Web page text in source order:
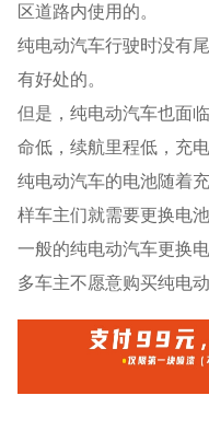
区道路内使用的。
纯电动汽车行驶时没有
有好处的。
但是，纯电动汽车也面
命低，续航里程低，充电
纯电动汽车的电池随着
样车主们就需要更换电池
一般的纯电动汽车更换
多车主不愿意购买纯电